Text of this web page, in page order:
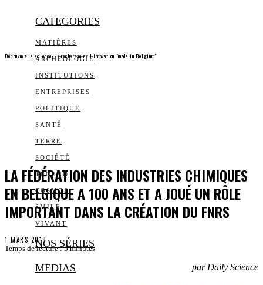
CATEGORIES
MATIÈRES
ARCHEOLOGIE
INSTITUTIONS
ENTREPRISES
POLITIQUE
SANTÉ
TERRE
SOCIÉTÉ
TECHNO
COSMOS
SMILE
VIVANT
NOS SÉRIES
MEDIAS
Découvrez la science, la recherche et l’innovation "made in Belgium"
LA FÉDÉRATION DES INDUSTRIES CHIMIQUES
EN BELGIQUE A 100 ANS ET A JOUÉ UN RÔLE
IMPORTANT DANS LA CRÉATION DU FNRS
1 MARS 2019
Temps de lecture :5 minutes
par Daily Science